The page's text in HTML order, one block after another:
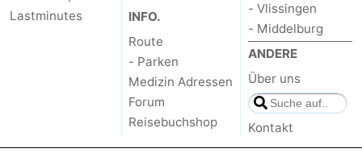
Lastminutes
INFO.
Route
- Parken
Medizin Adressen
Forum
Reisebuchshop
- Vlissingen
- Middelburg
ANDERE
Über uns
Kontakt